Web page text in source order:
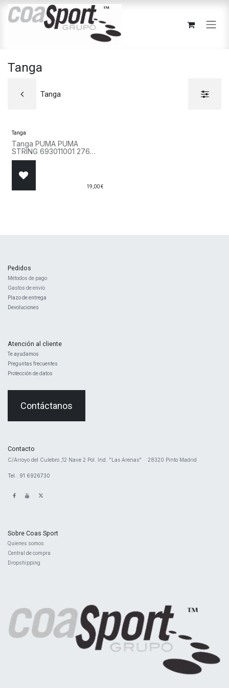
Ir al contenido
Tanga
Tanga
Tanga
Tanga PUMA PUMA
STRING 693011001 276
Rosa
19,00€
Pedidos
Métodos de pago
Gastos de envío
Plazo de entrega
Devoluciones
Atención al cliente
Te ayudamos
Preguntas frecuentes
Protección de datos
Contáctanos
Contacto
​C/Arroyo del Culebro ,12 Nave 2 ​Pol. Ind. "Las Arenas" · 28320 Pinto Madrid
Tel.: 91 6926730
Sobre Coas Sport
Quienes ​somos
Central de compra
Dropshipping